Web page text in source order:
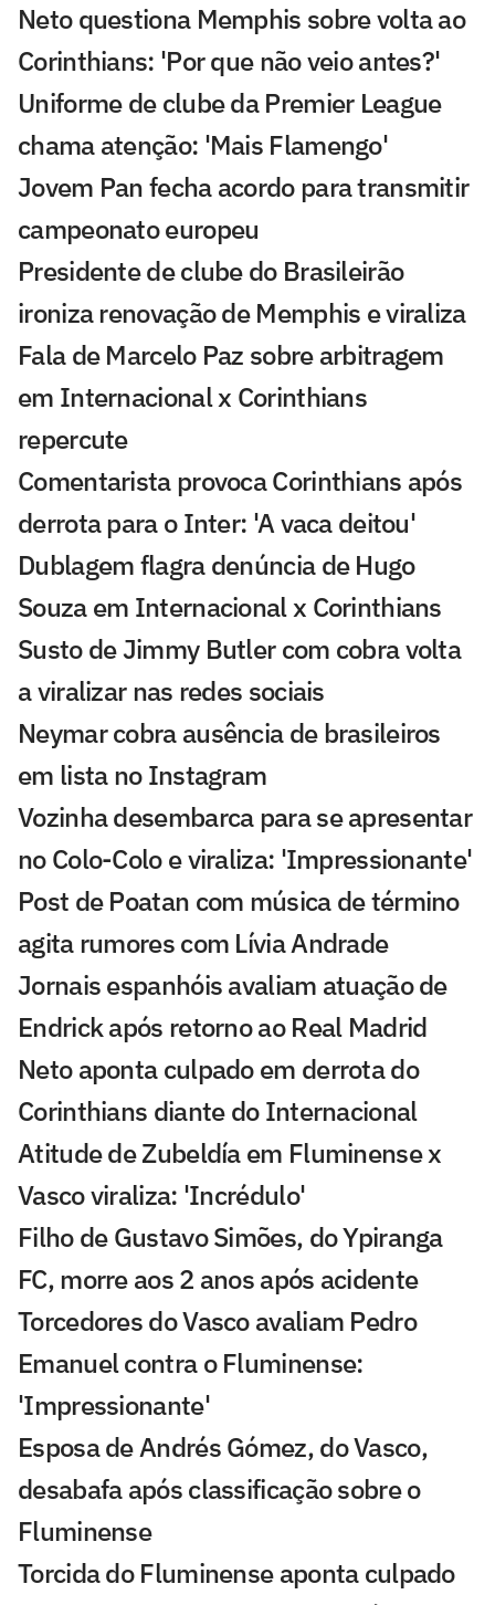
Neto questiona Memphis sobre volta ao
Corinthians: 'Por que não veio antes?'
Uniforme de clube da Premier League
chama atenção: 'Mais Flamengo'
Jovem Pan fecha acordo para transmitir
campeonato europeu
Presidente de clube do Brasileirão
ironiza renovação de Memphis e viraliza
Fala de Marcelo Paz sobre arbitragem
em Internacional x Corinthians
repercute
Comentarista provoca Corinthians após
derrota para o Inter: 'A vaca deitou'
Dublagem flagra denúncia de Hugo
Souza em Internacional x Corinthians
Susto de Jimmy Butler com cobra volta
a viralizar nas redes sociais
Neymar cobra ausência de brasileiros
em lista no Instagram
Vozinha desembarca para se apresentar
no Colo-Colo e viraliza: 'Impressionante'
Post de Poatan com música de término
agita rumores com Lívia Andrade
Jornais espanhóis avaliam atuação de
Endrick após retorno ao Real Madrid
Neto aponta culpado em derrota do
Corinthians diante do Internacional
Atitude de Zubeldía em Fluminense x
Vasco viraliza: 'Incrédulo'
Filho de Gustavo Simões, do Ypiranga
FC, morre aos 2 anos após acidente
Torcedores do Vasco avaliam Pedro
Emanuel contra o Fluminense:
'Impressionante'
Esposa de Andrés Gómez, do Vasco,
desabafa após classificação sobre o
Fluminense
Torcida do Fluminense aponta culpado